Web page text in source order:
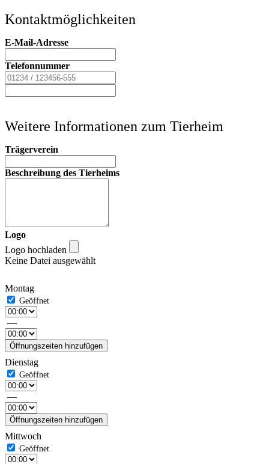
Kontaktmöglichkeiten
E-Mail-Adresse
Telefonnummer
Weitere Informationen zum Tierheim
Trägerverein
Beschreibung des Tierheims
Logo
Logo hochladen
Keine Datei ausgewählt
Montag
—
Öffnungszeiten hinzufügen
Dienstag
—
Öffnungszeiten hinzufügen
Mittwoch